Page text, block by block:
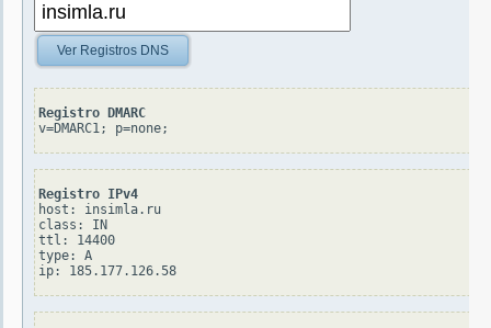
Ver Registros DNS
Registro DMARC
v=DMARC1; p=none;
Registro IPv4
host: insimla.ru
class: IN
ttl: 14400
type: A